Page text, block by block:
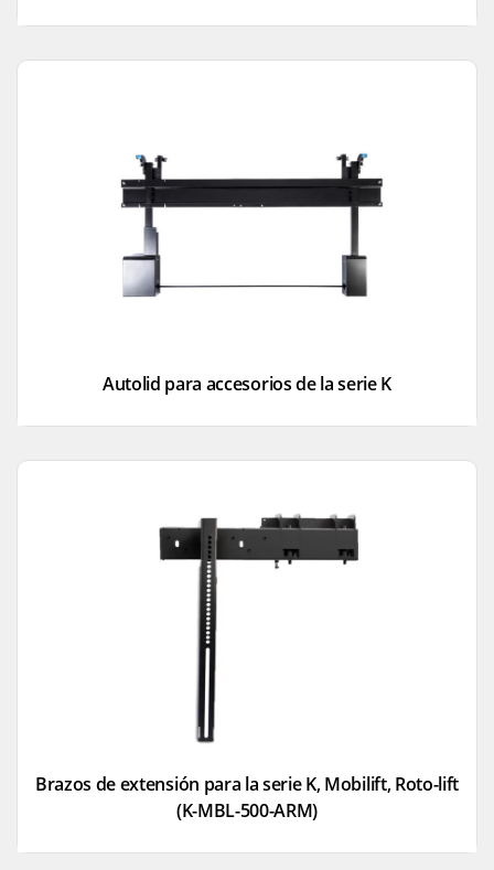
Autolid para accesorios de la serie K
Brazos de extensión para la serie K, Mobilift, Roto-lift
(K-MBL-500-ARM)